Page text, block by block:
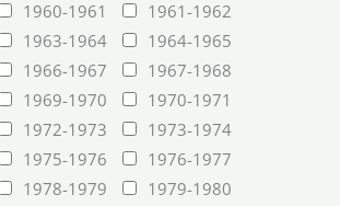
1960-1961
1961-1962
1963-1964
1964-1965
1966-1967
1967-1968
1969-1970
1970-1971
1972-1973
1973-1974
1975-1976
1976-1977
1978-1979
1979-1980